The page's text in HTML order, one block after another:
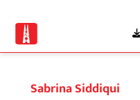
Sabrina Siddiqui